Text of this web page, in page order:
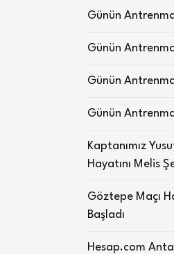
Günün
Günün
Günün
Günün
Kaptanımız
Hayatını Melis
Göztepe Maçı
Başladı
Hesap.com